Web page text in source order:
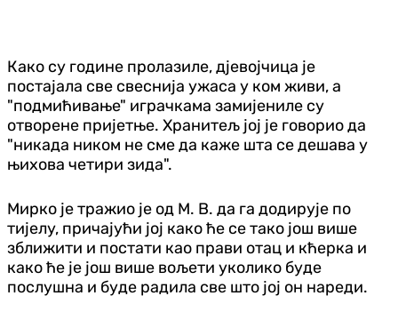
Како су године пролазиле, дјевојчица је
постајала све свеснија ужаса у ком живи, а
"подмићивање" играчкама замијениле су
отворене пријетње. Хранитељ јој је говорио да
"никада ником не сме да каже шта се дешава у
њихова четири зида".
Мирко је тражио је од М. В. да га додирује по
тијелу, причајући јој како ће се тако још више
зближити и постати као прави отац и кћерка и
како ће је још више вољети уколико буде
послушна и буде радила све што јој он нареди.